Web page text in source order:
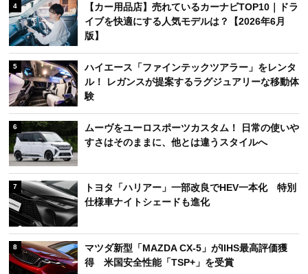
4
【カー用品店】売れているカーナビTOP10｜ドラ
イブを快適にする人気モデルは？【2026年6月
版】
5
ハイエース「ファインテックツアラー」をレンタ
ル！ レガンスが提案するラグジュアリーな移動体
験
6
ムーヴをユーロスポーツカスタム！ 日常の使いや
すさはそのままに、他とは違うスタイルへ
7
トヨタ「ハリアー」一部改良でHEV一本化 特別
仕様車ナイトシェードも進化
8
マツダ新型「MAZDA CX-5」がIIHS最高評価獲
得 米国安全性能「TSP+」を受賞